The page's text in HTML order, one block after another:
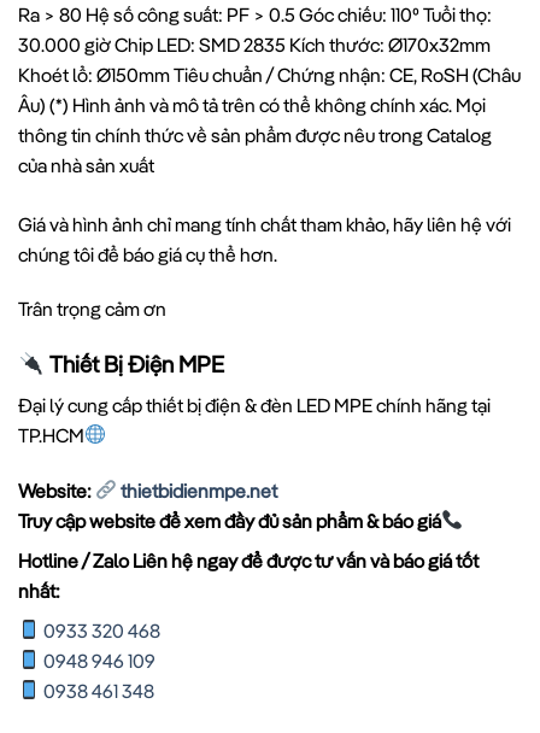
Ra > 80 Hệ số công suất: PF > 0.5 Góc chiếu: 110⁰ Tuổi thọ:
30.000 giờ Chip LED: SMD 2835 Kích thước: Ø170x32mm
Khoét lổ: Ø150mm Tiêu chuẩn / Chứng nhận: CE, RoSH (Châu
Âu) (*) Hình ảnh và mô tả trên có thể không chính xác. Mọi
thông tin chính thức về sản phẩm được nêu trong Catalog
của nhà sản xuất
Giá và hình ảnh chỉ mang tính chất tham khảo, hãy liên hệ với
chúng tôi để báo giá cụ thể hơn.
Trân trọng cảm ơn
Thiết Bị Điện MPE
Đại lý cung cấp thiết bị điện & đèn LED MPE chính hãng tại
TP.HCM
Website:
thietbidienmpe.net
Truy cập website để xem đầy đủ sản phẩm & báo giá
Hotline / Zalo Liên hệ ngay để được tư vấn và báo giá tốt
nhất:
0933 320 468
0948 946 109
0938 461 348